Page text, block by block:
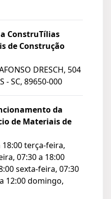
ConstruTílias
de Construção
DRESCH, 504
- SC, 89650-000
da
de Materiais de
terça-feira,
07:30 a 18:00
sexta-feira, 07:30
12:00 domingo,